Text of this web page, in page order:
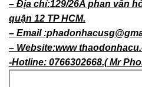
– Địa chỉ:129/26A phan văn
quận 12 TP HCM.
– Email
– Website:www
-Hotline: 0766302668.( Mr